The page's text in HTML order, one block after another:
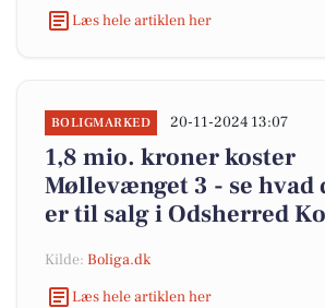
Læs hele artiklen her
BOLIGMARKED 20-11-2024 13:07
1,8 mio. kroner koster
Møllevænget 3 - se hvad
er til salg i Odsherred
Kilde: Boliga.dk
Læs hele artiklen her